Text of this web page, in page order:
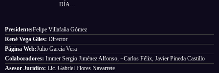
DÍA…
Presidente:Felipe Villafaña Gómez
René Vega Giles: Director
Página Web:Julio García Vera
Colaboradores: Immer Sergio Jiménez Alfonso, +Carlos Félix, Javier Pineda Castillo
Asesor Jurídico: Lic. Gabriel Flores Navarrete